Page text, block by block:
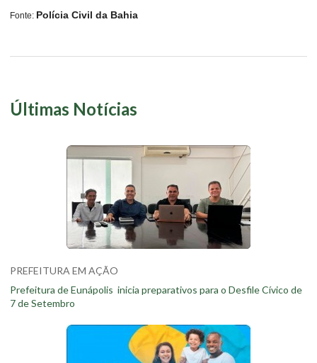
Fonte: Polícia Civil da Bahia
Últimas Notícias
PREFEITURA EM AÇÃO
Prefeitura de Eunápolis inicia preparativos para o Desfile Cívico de
7 de Setembro